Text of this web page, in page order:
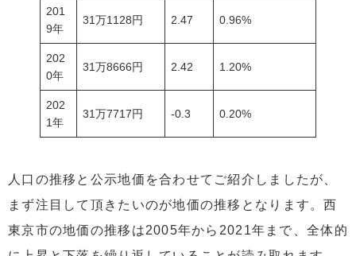
201
9年
31万1128円 2.47 0.96%
202
0年
31万8666円 2.42 1.20%
202
1年
31万7717円 -0.3 0.20%
人口の推移と公示地価を合わせてご紹介しましたが、
まず注目して頂きたいのが地価の推移となります。西
東京市の地価の推移は2005年から2021年まで、全体的